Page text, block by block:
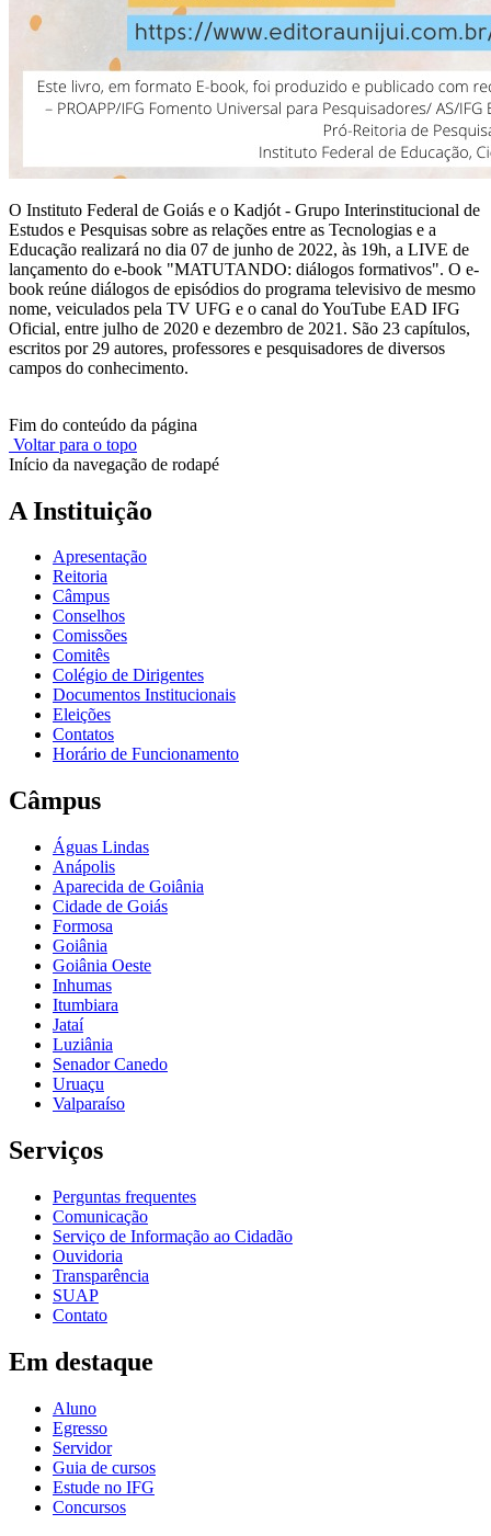
O Instituto Federal de Goiás e o Kadjót - Grupo Interinstitucional de
Estudos e Pesquisas sobre as relações entre as Tecnologias e a
Educação realizará no dia 07 de junho de 2022, às 19h, a LIVE de
lançamento do e-book "MATUTANDO: diálogos formativos". O e-
book reúne diálogos de episódios do programa televisivo de mesmo
nome, veiculados pela TV UFG e o canal do YouTube EAD IFG
Oficial, entre julho de 2020 e dezembro de 2021. São 23 capítulos,
escritos por 29 autores, professores e pesquisadores de diversos
campos do conhecimento.
Fim do conteúdo da página
Voltar para o topo
Início da navegação de rodapé
A Instituição
Apresentação
Reitoria
Câmpus
Conselhos
Comissões
Comitês
Colégio de Dirigentes
Documentos Institucionais
Eleições
Contatos
Horário de Funcionamento
Câmpus
Águas Lindas
Anápolis
Aparecida de Goiânia
Cidade de Goiás
Formosa
Goiânia
Goiânia Oeste
Inhumas
Itumbiara
Jataí
Luziânia
Senador Canedo
Uruaçu
Valparaíso
Serviços
Perguntas frequentes
Comunicação
Serviço de Informação ao Cidadão
Ouvidoria
Transparência
SUAP
Contato
Em destaque
Aluno
Egresso
Servidor
Guia de cursos
Estude no IFG
Concursos